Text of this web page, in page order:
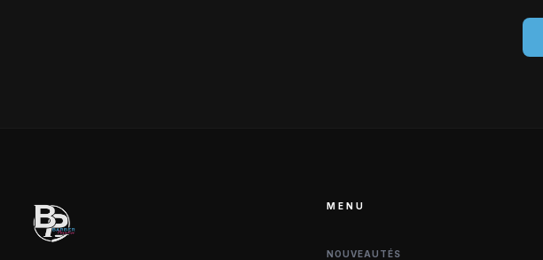
MENU
NOUVEAUTÉS